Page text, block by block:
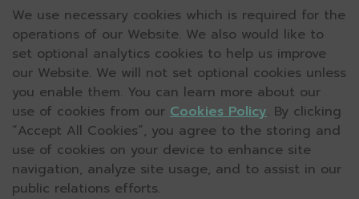
We use necessary cookies which is required for the
operations of our Website. We also would like to
set optional analytics cookies to help us improve
our Website. We will not set optional cookies unless
you enable them. You can learn more about our
use of cookies from our Cookies Policy. By clicking
“Accept All Cookies”, you agree to the storing and
use of cookies on your device to enhance site
navigation, analyze site usage, and to assist in our
public relations efforts.